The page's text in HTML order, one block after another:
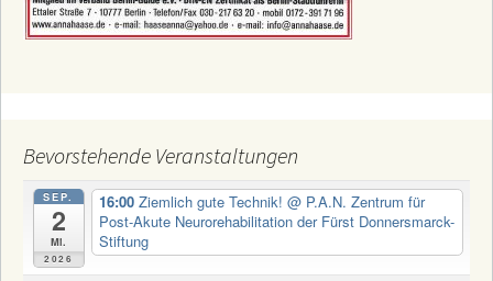
Bevorstehende Veranstaltungen
SEP.
2
Mi.
2026
16:00 Ziemlich gute Technik! @ P.A.N. Zentrum für
Post-Akute Neurorehabilitation der Fürst Donnersmarck-
Stiftung